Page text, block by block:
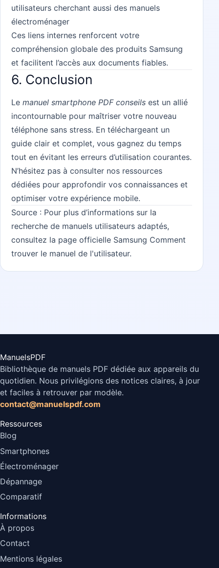
utilisateurs cherchant aussi des manuels
électroménager
Ces liens internes renforcent votre
compréhension globale des produits Samsung
et facilitent l’accès aux documents fiables.
6. Conclusion
Lemanuel smartphone PDF conseils est un allié
incontournable pour maîtriser votre nouveau
téléphone sans stress. En téléchargeant un
guide clair et complet, vous gagnez du temps
tout en évitant les erreurs d’utilisation courantes.
N’hésitez pas à consulter nos ressources
dédiées pour approfondir vos connaissances et
optimiser votre expérience mobile.
Source : Pour plus d’informations sur la
recherche de manuels utilisateurs adaptés,
consultez la page officielle Samsung Comment
trouver le manuel de l'utilisateur.
ManuelsPDF
Bibliothèque de manuels PDF dédiée aux appareils du
quotidien. Nous privilégions des notices claires, à jour
et faciles à retrouver par modèle.
contact@manuelspdf.com
Ressources
Blog
Smartphones
Électroménager
Dépannage
Comparatif
Informations
À propos
Contact
Mentions légales